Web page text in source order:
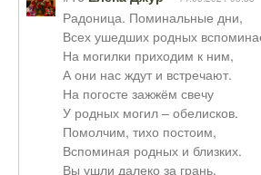
Радоница. Поминальные дни,
Всех ушедших родных
На могилки приходим к ним,
А они нас ждут и встречают.
На погосте зажжём свечу
У родных могил – обелисков.
Помолчим, тихо постоим,
Вспоминая родных и близких.
Вы ушли далеко за грань,